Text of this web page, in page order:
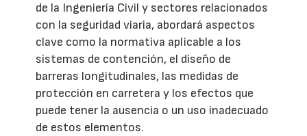
de la Ingeniería Civil y sectores relacionados
con la seguridad viaria, abordará aspectos
clave como la normativa aplicable a los
sistemas de contención, el diseño de
barreras longitudinales, las medidas de
protección en carretera y los efectos que
puede tener la ausencia o un uso inadecuado
de estos elementos.